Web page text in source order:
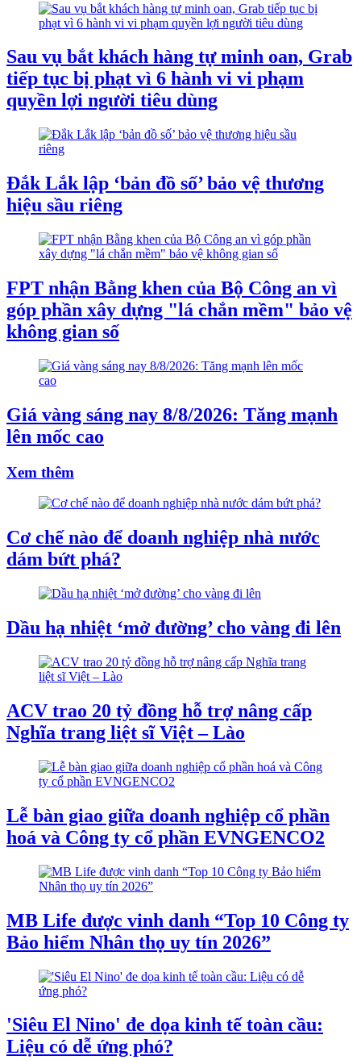
Sau vụ bắt khách hàng tự minh oan, Grab
tiếp tục bị phạt vì 6 hành vi vi phạm
quyền lợi người tiêu dùng
Đắk Lắk lập ‘bản đồ số’ bảo vệ thương
hiệu sầu riêng
FPT nhận Bằng khen của Bộ Công an vì
góp phần xây dựng "lá chắn mềm" bảo vệ
không gian số
Giá vàng sáng nay 8/8/2026: Tăng mạnh
lên mốc cao
Xem thêm
Cơ chế nào để doanh nghiệp nhà nước
dám bứt phá?
Dầu hạ nhiệt ‘mở đường’ cho vàng đi lên
ACV trao 20 tỷ đồng hỗ trợ nâng cấp
Nghĩa trang liệt sĩ Việt – Lào
Lễ bàn giao giữa doanh nghiệp cổ phần
hoá và Công ty cổ phần EVNGENCO2
MB Life được vinh danh “Top 10 Công ty
Bảo hiểm Nhân thọ uy tín 2026”
'Siêu El Nino' đe dọa kinh tế toàn cầu:
Liệu có dễ ứng phó?